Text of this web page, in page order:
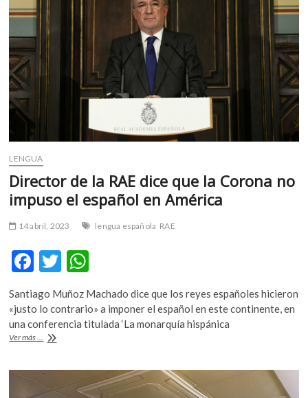
de
desaparecer
LENGUA
Director de la RAE dice que la Corona no
impuso el español en América
14 abril, 2023 lengua española RAE
F
ac
e
b
o
o
T
w
itt
er
h
at
s
p
Santiago Muñoz Machado dice que los reyes españoles hicieron
«justo lo contrario» a imponer el español en este continente, en
una conferencia titulada ‘La monarquía hispánica
Ver más ... Director
RAE